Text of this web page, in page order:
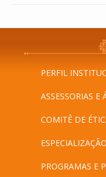
PERFIL
ASSESSORIAS E
COMITÊ DE
ESPECIALIZAÇÃO
PROGRAMAS E